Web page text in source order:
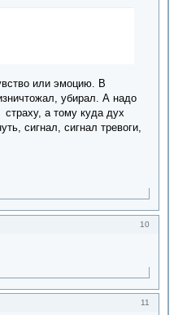
или эмоцию. В
убирал. А надо
а тому куда дух
сигнал, сигнал тревоги,
10
11